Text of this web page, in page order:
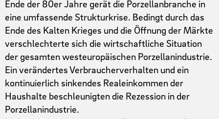
Ende der 80er Jahre gerät die Porzellanbranche in
eine umfassende Strukturkrise. Bedingt durch das
Ende des Kalten Krieges und die Öffnung der Märkte
verschlechterte sich die wirtschaftliche Situation
der gesamten westeuropäischen Porzellanindustrie.
Ein verändertes Verbraucherverhalten und ein
kontinuierlich sinkendes Realeinkommen der
Haushalte beschleunigten die Rezession in der
Porzellanindustrie.